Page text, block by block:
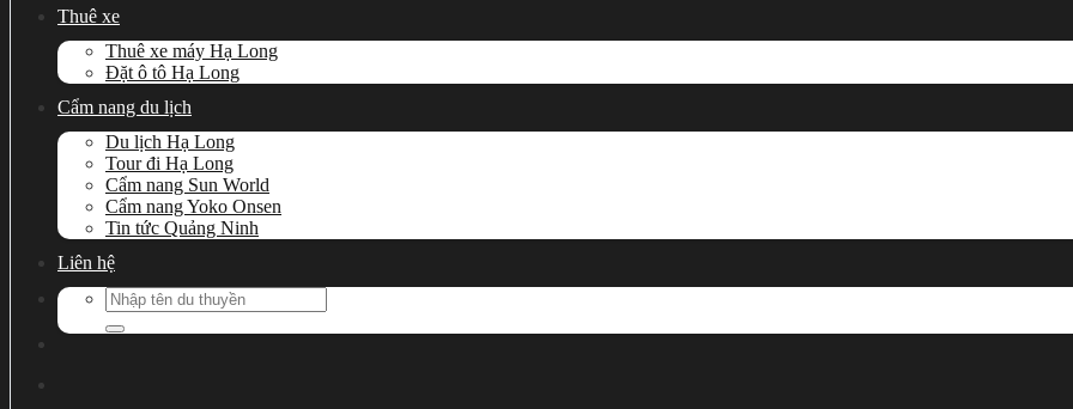
Thuê xe
Thuê xe máy Hạ Long
Đặt ô tô Hạ Long
Cẩm nang du lịch
Du lịch Hạ Long
Tour đi Hạ Long
Cẩm nang Sun World
Cẩm nang Yoko Onsen
Tin tức Quảng Ninh
Liên hệ
Search
for: